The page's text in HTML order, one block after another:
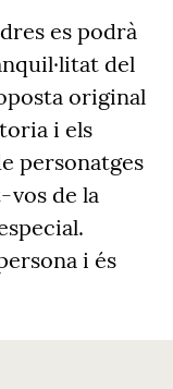
es podrà
del
original
i els
personatges
de la
i és